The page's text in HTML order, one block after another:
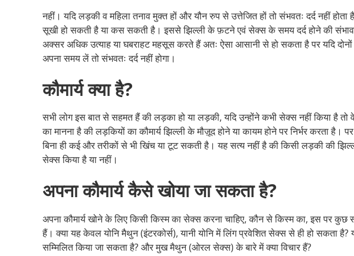
नहीं। यदि लड़की व महिला तनाव मुक्त हों और यौन रुप से उत्तेजित हों तो संभवतः दर्द नहीं होता
सूखी हो सकती है या कस सकती है। इससे झिल्ली के फ़टने एवं सेक्स के समय दर्द होने की
अक्सर अधिक उत्याह या घबराहट महसूस करते हैं अतः ऐसा आसानी से हो सकता है पर यदि
अपना समय लें तो संभवतः दर्द नहीं होगा।
कौमार्य क्या है?
सभी लोग इस बात से सहमत हैं की लड़का हो या लड़की, यदि उन्होंने कभी सेक्स नहीं किया है तो
का मानना है की लड़कियों का कौमार्य झिल्ली के मौज़ूद होने या कायम होने पर निर्भर करता है।
बिना ही कई और तरीकों से भी खिंच या टूट सकती है। यह सत्य नहीं है की किसी लड़की की
सेक्स किया है या नहीं।
अपना कौमार्य कैसे खोया जा सकता है?
अपना कौमार्य खोने के लिए किसी किस्म का सेक्स करना चाहिए, कौन से किस्म का, इस पर
हैं। क्या यह केवल योनि मैथुन (इंटरकोर्स), यानी योनि में लिंग प्रवेशित सेक्स से ही हो सकता है?
सम्मिलित किया जा सकता है? और मुख मैथुन (ओरल सेक्स) के बारे में क्या विचार हैं?